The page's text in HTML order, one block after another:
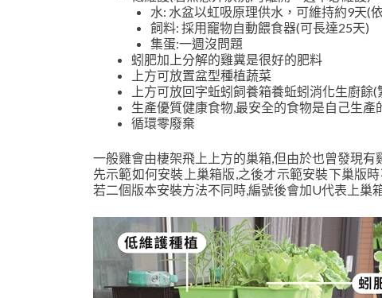
水: 水盆以虹吸原理供水，可維持約9天(
飼料: 採用竉物自動餵食器(可長達25天)
集蛋:一週沒問題
蚓肥加上分解的雞糞是很好的肥料
上方可放置盆型種植蔬菜
上方可放回字蚯蚓飼養箱養蚯蚓消化生廚餘
生產優質健康食物,最安全的食物是自己生產
循環零廢棄
一般雞會由棲架飛上上方的巢箱,但由於也曾發現
先示範如何安裝上巢箱版,之後才示範安裝下巢版
若二個版本安裝方法不同時,編號後會加U代表上巢